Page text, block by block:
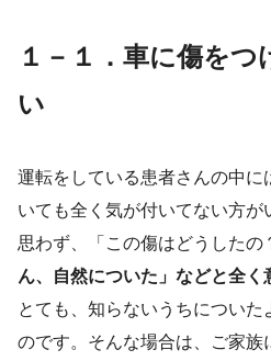
１－１．車に傷を
い
運転をしている患者さんの中に
いても全く気が付いてない方
思わず、「この傷はどうしたの
ん、自然についた」などと全く
とても、知らないうちについ
のです。そんな場合は、ご家族